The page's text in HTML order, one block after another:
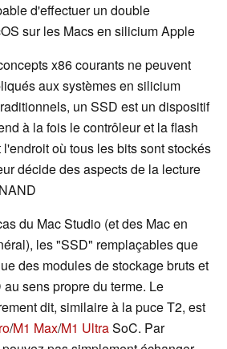
d'effectuer un double
sur les Macs en silicium Apple
x86 courants ne peuvent
aux systèmes en silicium
un SSD est un dispositif
à la fois le contrôleur et la flash
où tous les bits sont stockés
décide des aspects de la lecture
du Mac Studio (et des Mac en
les "SSD" remplaçables que
des modules de stockage bruts et
sens propre du terme. Le
dit, similaire à la puce T2, est
/M1 Max/M1 UltraSoC. Par